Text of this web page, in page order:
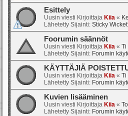
Esittely
Uusin viesti Kirjoittaja Kiia «
Lähetetty Sijainti: Sticky
Foorumin säännöt
Uusin viesti Kirjoittaja Kiia « Ti
Lähetetty Sijainti: Forumin
KÄYTTÄJIÄ
Uusin viesti Kirjoittaja Kiia « Ti
Lähetetty Sijainti: Forumin
Kuvien lisääminen
Uusin viesti Kirjoittaja Kiia «
Lähetetty Sijainti: Forumin